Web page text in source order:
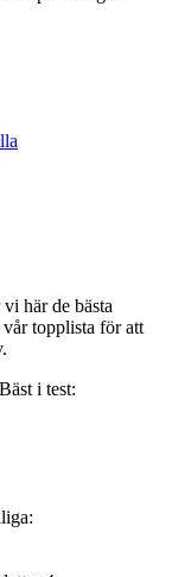
här de bästa
topplista för att
Bäst i test: